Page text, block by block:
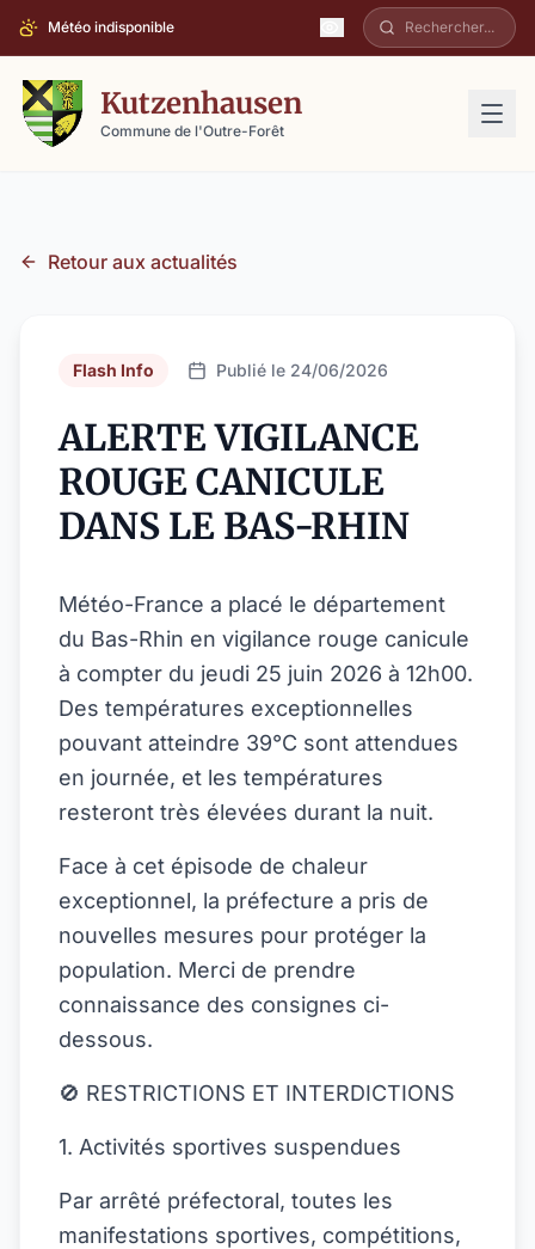
Météo indisponible
Kutzenhausen
Commune de l'Outre-Forêt
Retour aux actualités
Flash Info Publié le 24/06/2026
ALERTE VIGILANCE
ROUGE CANICULE
DANS LE BAS-RHIN
Météo-France a placé le département
du Bas-Rhin en vigilance rouge canicule
à compter du jeudi 25 juin 2026 à 12h00.
Des températures exceptionnelles
pouvant atteindre 39°C sont attendues
en journée, et les températures
resteront très élevées durant la nuit.
Face à cet épisode de chaleur
exceptionnel, la préfecture a pris de
nouvelles mesures pour protéger la
population. Merci de prendre
connaissance des consignes ci-
dessous.
🚫 RESTRICTIONS ET INTERDICTIONS
1. Activités sportives suspendues
Par arrêté préfectoral, toutes les
manifestations sportives, compétitions,